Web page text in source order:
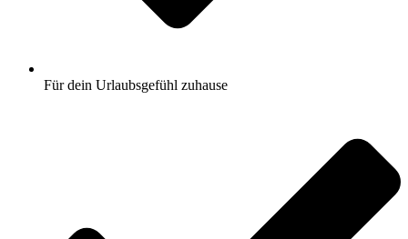
Für dein Urlaubsgefühl zuhause